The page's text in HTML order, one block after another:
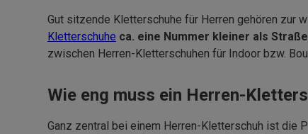
Gut sitzende Kletterschuhe für Herren gehören zur
Kletterschuhe ca. eine Nummer kleiner als
zwischen Herren-Kletterschuhen für Indoor bzw.
Wie eng muss ein Herren-
Ganz zentral bei einem Herren-Kletterschuh ist die